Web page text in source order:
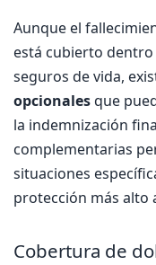
Aunque el
está cubierto
seguros de vida,
opcionalesque
la indemnización
complementarias
situaciones
protección más alto
Cobertura de